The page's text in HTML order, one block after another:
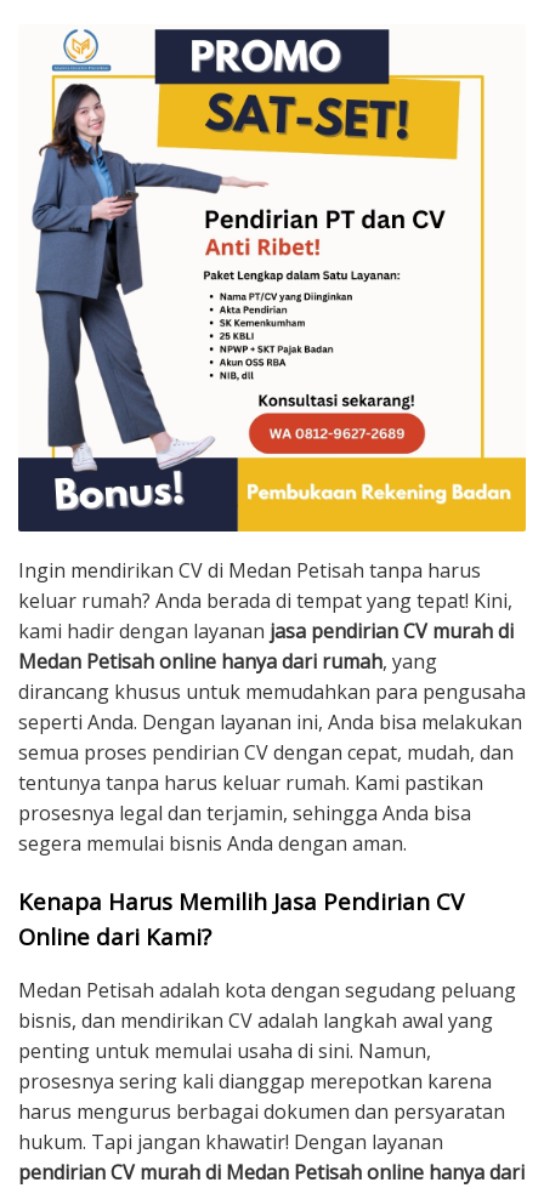
Ingin mendirikan CV di Medan Petisah tanpa harus
keluar rumah? Anda berada di tempat yang tepat! Kini,
kami hadir dengan layanan jasa pendirian CV murah di
Medan Petisah online hanya dari rumah, yang
dirancang khusus untuk memudahkan para pengusaha
seperti Anda. Dengan layanan ini, Anda bisa melakukan
semua proses pendirian CV dengan cepat, mudah, dan
tentunya tanpa harus keluar rumah. Kami pastikan
prosesnya legal dan terjamin, sehingga Anda bisa
segera memulai bisnis Anda dengan aman.
Kenapa Harus Memilih Jasa Pendirian CV
Online dari Kami?
Medan Petisah adalah kota dengan segudang peluang
bisnis, dan mendirikan CV adalah langkah awal yang
penting untuk memulai usaha di sini. Namun,
prosesnya sering kali dianggap merepotkan karena
harus mengurus berbagai dokumen dan persyaratan
hukum. Tapi jangan khawatir! Dengan layanan
pendirian CV murah di Medan Petisah online hanya dari